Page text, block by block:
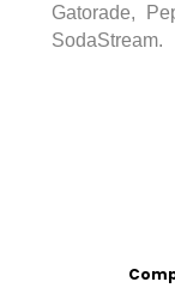
Gatorade,
SodaStream.